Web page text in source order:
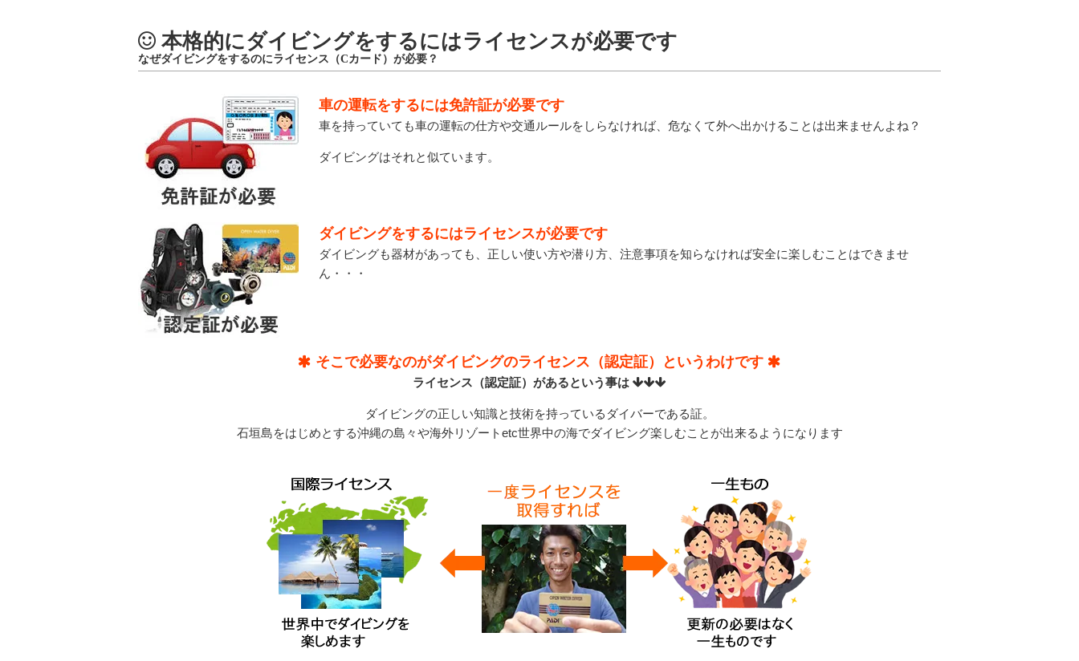
本格的にダイビングをするにはライセンスが必要です
なぜダイビングをするのにライセンス（Cカード）が必要？
車の運転をするには免許証が必要です
車を持っていても車の運転の仕方や交通ルールをしらなければ、危なくて外へ出かけることは出来ませんよね？
ダイビングはそれと似ています。
ダイビングをするにはライセンスが必要です
ダイビングも器材があっても、正しい使い方や潜り方、注意事項を知らなければ安全に楽しむことはできませ
ん・・・
そこで必要なのがダイビングのライセンス（認定証）というわけです
ライセンス（認定証）があるという事は
ダイビングの正しい知識と技術を持っているダイバーである証。
石垣島をはじめとする沖縄の島々や海外リゾートetc世界中の海でダイビング楽しむことが出来るようになります